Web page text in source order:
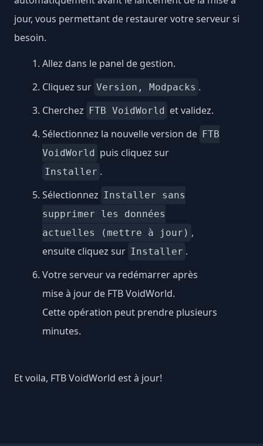
jour, vous permettant de restaurer votre serveur si
besoin.
Allez dans le panel de gestion.
Cliquez sur Version, Modpacks .
Cherchez FTB VoidWorld et validez.
Sélectionnez la nouvelle version de FTB
VoidWorld puis cliquez sur
Installer .
Sélectionnez Installer sans
supprimer les données
actuelles (mettre à jour) ,
ensuite cliquez sur Installer .
Votre serveur va redémarrer après
mise à jour de FTB VoidWorld.
Cette opération peut prendre plusieurs
minutes.
Et voila, FTB VoidWorld est à jour!